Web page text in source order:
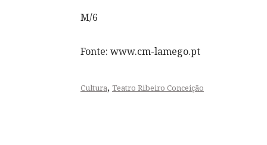
M/6
Fonte: www.cm-lamego.pt
Cultura, Teatro Ribeiro Conceição